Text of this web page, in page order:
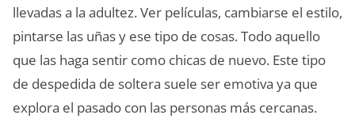
llevadas a la adultez. Ver películas, cambiarse el estilo,
pintarse las uñas y ese tipo de cosas. Todo aquello
que las haga sentir como chicas de nuevo. Este tipo
de despedida de soltera suele ser emotiva ya que
explora el pasado con las personas más cercanas.